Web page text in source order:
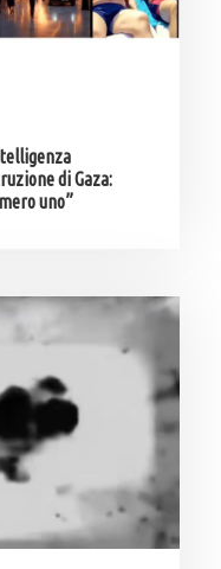
di Gaza:
uno”